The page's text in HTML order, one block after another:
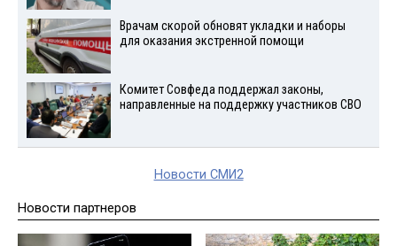
Врачам скорой обновят укладки и наборы
для оказания экстренной помощи
Комитет Совфеда поддержал законы,
направленные на поддержку участников СВО
Новости СМИ2
Новости партнеров